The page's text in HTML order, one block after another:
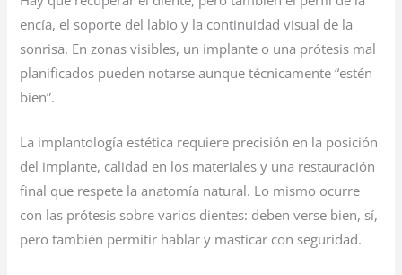
encía, el soporte del labio y la continuidad visual de la
sonrisa. En zonas visibles, un implante o una prótesis mal
planificados pueden notarse aunque técnicamente “estén
bien”.
La implantología estética requiere precisión en la posición
del implante, calidad en los materiales y una restauración
final que respete la anatomía natural. Lo mismo ocurre
con las prótesis sobre varios dientes: deben verse bien, sí,
pero también permitir hablar y masticar con seguridad.